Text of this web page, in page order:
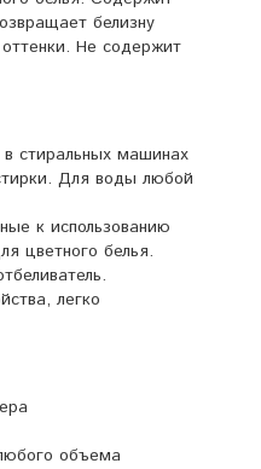
белизну
Не содержит
в стиральных машинах
Для воды любой
к использованию
цветного белья.
легко
объема